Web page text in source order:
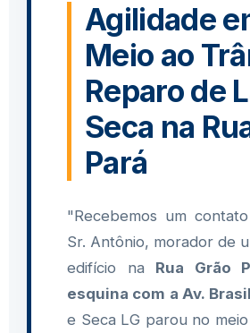
Agilidade
Meio ao
Reparo de
Seca na
Pará
"Recebemos um
Sr. Antônio, morador de
edifício na Rua Grão
esquina com a Av. Brasil
e Seca LG parou no